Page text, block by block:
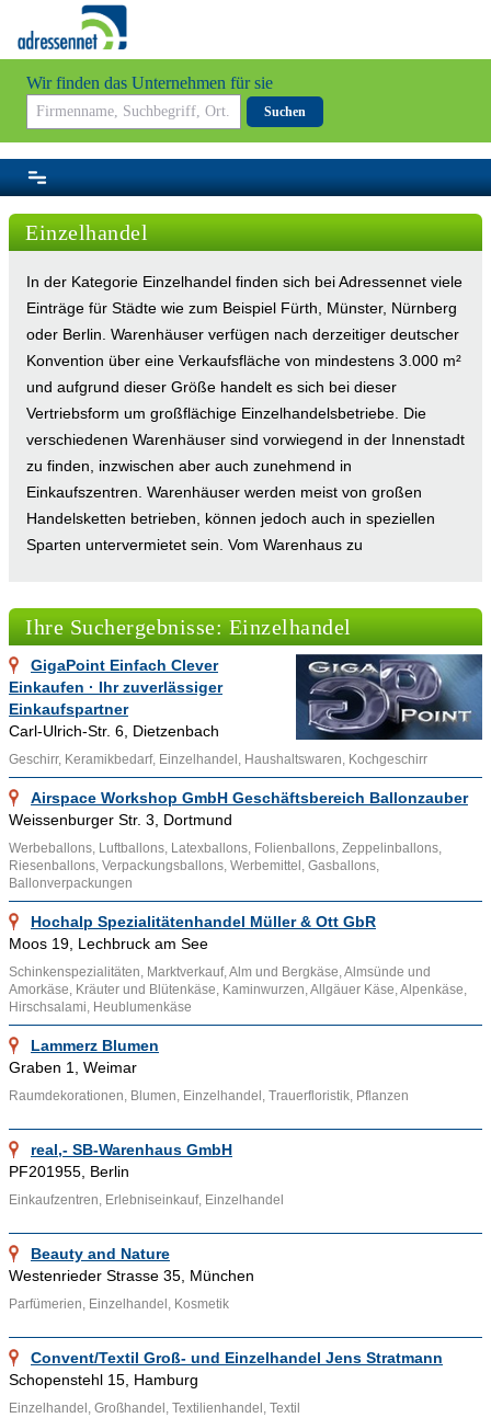
Wir finden das Unternehmen für sie
Suchen
Einzelhandel
In der Kategorie Einzelhandel finden sich bei Adressennet viele
Einträge für Städte wie zum Beispiel Fürth, Münster, Nürnberg
oder Berlin. Warenhäuser verfügen nach derzeitiger deutscher
Konvention über eine Verkaufsfläche von mindestens 3.000 m²
und aufgrund dieser Größe handelt es sich bei dieser
Vertriebsform um großflächige Einzelhandelsbetriebe. Die
verschiedenen Warenhäuser sind vorwiegend in der Innenstadt
zu finden, inzwischen aber auch zunehmend in
Einkaufszentren. Warenhäuser werden meist von großen
Handelsketten betrieben, können jedoch auch in speziellen
Sparten untervermietet sein. Vom Warenhaus zu
3000 m² verfügt, jedoch seinen Schwerpunkt im Bereich
Lebensmittel hat. Die SB-Warenhäuser bieten im
Lebensmittelbereich ein breites und tiefes Angebot und
zeichnen sich oft durch eine Sonderangebotspolitik aus.
Umgangssprachlich werden die Begriffe Warenhaus und
Kaufhaus weitgehend synonym verwendet, die beiden
Betriebsformen unterscheiden sich jedoch in der
Zusammensetzung des Sortiments. Ein Fachgeschäft ist ein
auf Fachhandel spezialisiertes Unternehmen
(Fachgroßhandlung oder Facheinzelhandlung), das sein
Sortiment auf wenige Artikelgruppen begrenzt und eine
fundierte Fachberatung durch festangestellte Fachverkäufer
bietet. Dem gegenüber ist ein so genanntes Spezialgeschäft
durch noch stärkere Branchen- oder Artikelspezialisierung
geprägt. Traditionsfachgeschäfte bestehen oft seit einigen
Jahrzehnten und sind oftmals in den Innenstädten großer
Städte ansässig. Als Discounter, Discounthäuser oder
Discounthandel bezeichnet man Unternehmen des stationären
Einzelhandels. Im Gegensatz zum traditionellen Handel
Alternativprodukte innerhalb einer Warengruppe und so sinken
die Kosten der Lagerhaltung und der Sortimentspflege, zudem
entfallen Rohertragseinbußen durch schlecht verkäufliche
Ähnliche Themenbereiche wieDienstleistung
Großhandelund Informationen wie
bereitgestellten Links aufgesucht werden.
Ihre Suchergebnisse: Einzelhandel
GigaPoint Einfach Clever
Einkaufen · Ihr zuverlässiger
Einkaufspartner
Carl-Ulrich-Str. 6, Dietzenbach
Geschirr, Keramikbedarf, Einzelhandel, Haushaltswaren, Kochgeschirr
Airspace Workshop GmbH Geschäftsbereich Ballonzauber
Weissenburger Str. 3, Dortmund
Werbeballons, Luftballons, Latexballons, Folienballons, Zeppelinballons,
Riesenballons, Verpackungsballons, Werbemittel, Gasballons,
Ballonverpackungen
Hochalp Spezialitätenhandel Müller & Ott GbR
Moos 19, Lechbruck am See
Schinkenspezialitäten, Marktverkauf, Alm und Bergkäse, Almsünde und
Amorkäse, Kräuter und Blütenkäse, Kaminwurzen, Allgäuer Käse, Alpenkäse,
Hirschsalami, Heublumenkäse
Lammerz Blumen
Graben 1, Weimar
Raumdekorationen, Blumen, Einzelhandel, Trauerfloristik, Pflanzen
real,- SB-Warenhaus GmbH
PF201955, Berlin
Einkaufzentren, Erlebniseinkauf, Einzelhandel
Beauty and Nature
Westenrieder Strasse 35, München
Parfümerien, Einzelhandel, Kosmetik
Convent/Textil Groß- und Einzelhandel Jens Stratmann
Schopenstehl 15, Hamburg
Einzelhandel, Großhandel, Textilienhandel, Textil